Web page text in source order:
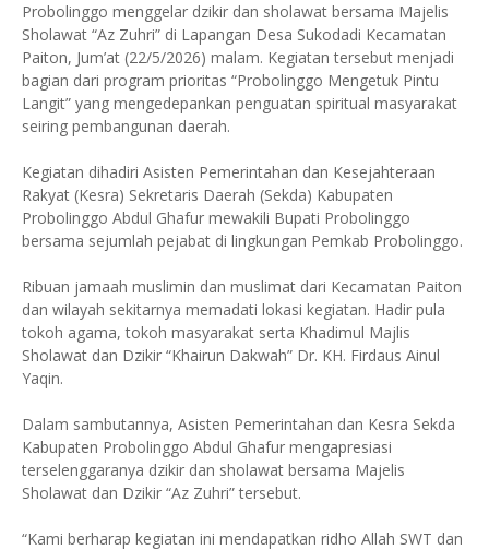
Probolinggo menggelar dzikir dan sholawat bersama Majelis
Sholawat “Az Zuhri” di Lapangan Desa Sukodadi Kecamatan
Paiton, Jum’at (22/5/2026) malam. Kegiatan tersebut menjadi
bagian dari program prioritas “Probolinggo Mengetuk Pintu
Langit” yang mengedepankan penguatan spiritual masyarakat
seiring pembangunan daerah.
Kegiatan dihadiri Asisten Pemerintahan dan Kesejahteraan
Rakyat (Kesra) Sekretaris Daerah (Sekda) Kabupaten
Probolinggo Abdul Ghafur mewakili Bupati Probolinggo
bersama sejumlah pejabat di lingkungan Pemkab Probolinggo.
Ribuan jamaah muslimin dan muslimat dari Kecamatan Paiton
dan wilayah sekitarnya memadati lokasi kegiatan. Hadir pula
tokoh agama, tokoh masyarakat serta Khadimul Majlis
Sholawat dan Dzikir “Khairun Dakwah” Dr. KH. Firdaus Ainul
Yaqin.
Dalam sambutannya, Asisten Pemerintahan dan Kesra Sekda
Kabupaten Probolinggo Abdul Ghafur mengapresiasi
terselenggaranya dzikir dan sholawat bersama Majelis
Sholawat dan Dzikir “Az Zuhri” tersebut.
“Kami berharap kegiatan ini mendapatkan ridho Allah SWT dan